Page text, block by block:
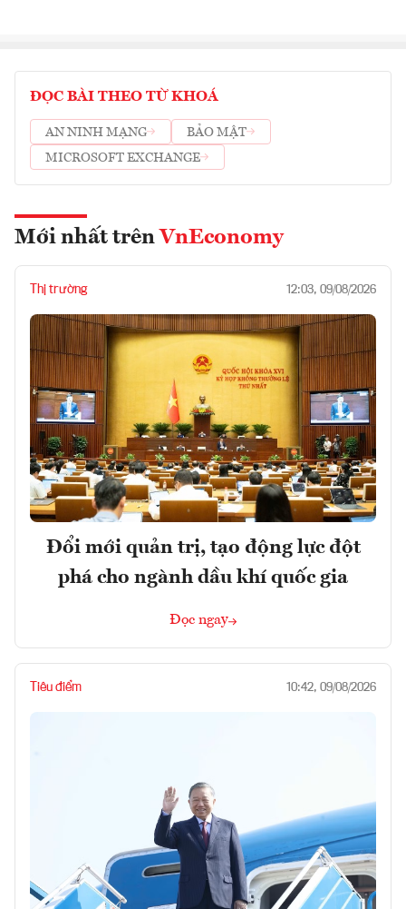
ĐỌC BÀI THEO TỪ KHOÁ
AN NINH MẠNG
BẢO MẬT
MICROSOFT EXCHANGE
Mới nhất trên VnEconomy
Thị trường 12:03, 09/08/2026
Đổi mới quản trị, tạo động lực đột
phá cho ngành dầu khí quốc gia
Đọc ngay
Tiêu điểm 10:42, 09/08/2026